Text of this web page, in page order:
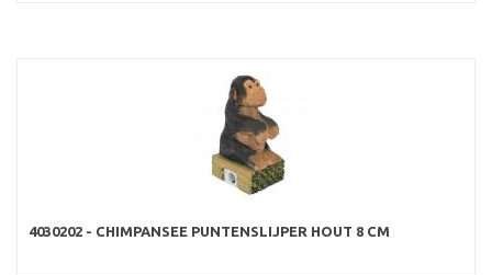
4030202 - CHIMPANSEE PUNTENSLIJPER HOUT 8 CM